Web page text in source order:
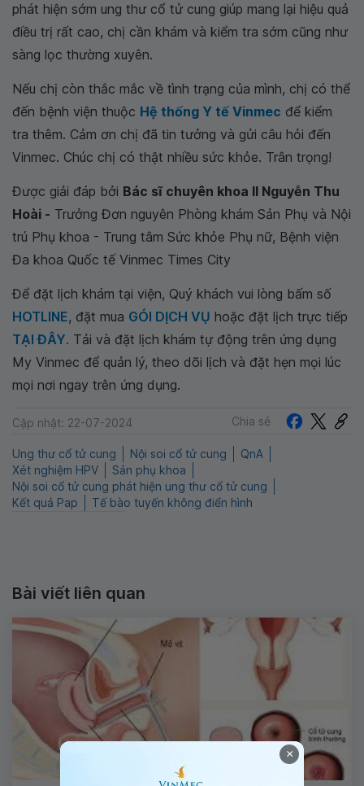
phát hiện sớm ung thư cổ tử cung giúp mang lại hiệu quả
điều trị rất cao, chị cần khám và kiểm tra sớm cũng như
sàng lọc thường xuyên.
Nếu chị còn thắc mắc về tình trạng của mình, chị có thể
đến bệnh viện thuộc Hệ thống Y tế Vinmec để kiểm
tra thêm. Cảm ơn chị đã tin tưởng và gửi câu hỏi đến
Vinmec. Chúc chị có thật nhiều sức khỏe. Trân trọng!
Được giải đáp bởi Bác sĩ chuyên khoa II Nguyễn Thu
Hoài - Trưởng Đơn nguyên Phòng khám Sản Phụ và Nội
trú Phụ khoa - Trung tâm Sức khỏe Phụ nữ, Bệnh viện
Đa khoa Quốc tế Vinmec Times City
Để đặt lịch khám tại viện, Quý khách vui lòng bấm số
HOTLINE, đặt mua GÓI DỊCH VỤ hoặc đặt lịch trực tiếp
TẠI ĐÂY. Tải và đặt lịch khám tự động trên ứng dụng
My Vinmec để quản lý, theo dõi lịch và đặt hẹn mọi lúc
mọi nơi ngay trên ứng dụng.
Cập nhật: 22-07-2024 Chia sẻ
Ung thư cổ tử cung Nội soi cổ tử cung
QnA
Xét nghiệm HPV
Sản phụ khoa
Nội soi cổ tử cung phát hiện ung thư cổ tử cung
Kết quả Pap
Tế bào tuyến không điển hình
Bài viết liên quan
×